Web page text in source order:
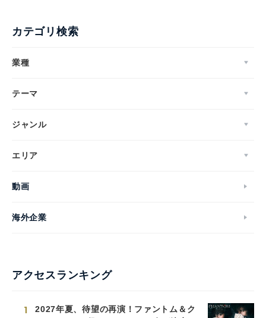
カテゴリ検索
業種
テーマ
ジャンル
エリア
動画
海外企業
アクセスランキング
1
2027年夏、待望の再演！ファントム＆ク